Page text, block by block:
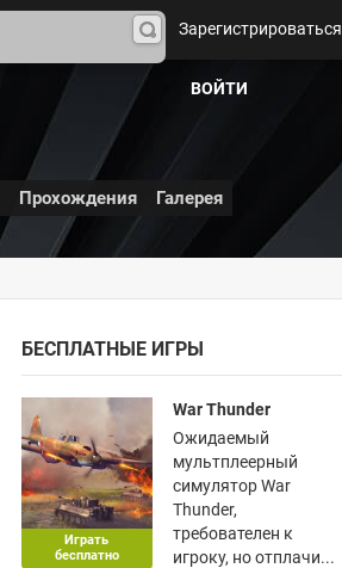
На
йти
Зарегистрироваться
ВОЙТИ
Прохождения Галерея
БЕСПЛАТНЫЕ ИГРЫ
Играть
бесплатно
War Thunder
Ожидаемый
мультплеерный
симулятор War
Thunder,
требователен к
игроку, но отплачи...